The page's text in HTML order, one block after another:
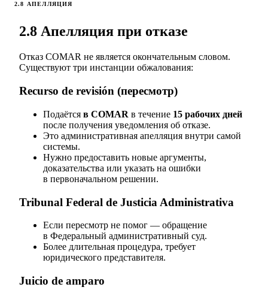
2.8 АПЕЛЛЯЦИЯ
2.8 Апелляция при отказе
Отказ COMAR не является окончательным словом.
Существуют три инстанции обжалования:
Recurso de revisión (пересмотр)
Подаётся в COMAR в течение 15 рабочих дней
после получения уведомления об отказе.
Это административная апелляция внутри самой
системы.
Нужно предоставить новые аргументы,
доказательства или указать на ошибки
в первоначальном решении.
Tribunal Federal de Justicia Administrativa
Если пересмотр не помог — обращение
в Федеральный административный суд.
Более длительная процедура, требует
юридического представителя.
Juicio de amparo